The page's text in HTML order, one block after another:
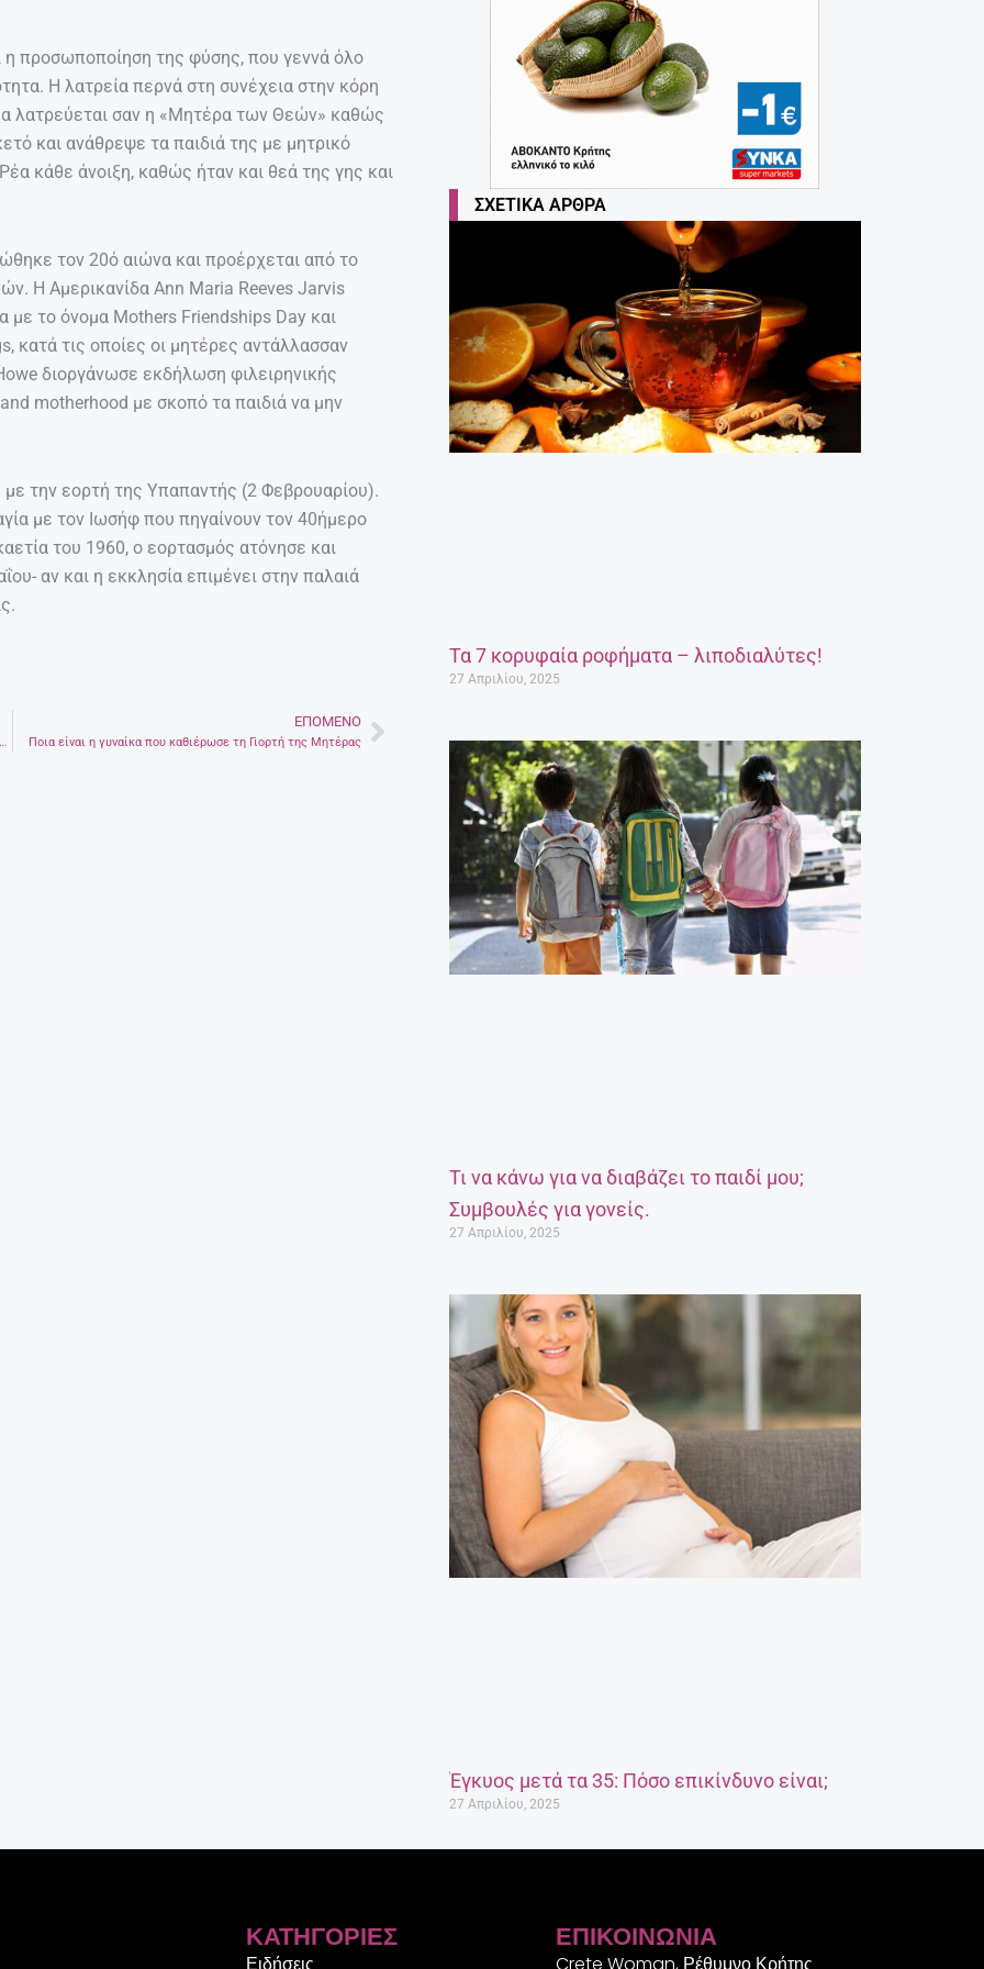
η προσωποποίηση της φύσης, που γεννά όλο
Η λατρεία περνά στη συνέχεια στην κόρη
λατρεύεται σαν η «Μητέρα των Θεών» καθώς
και ανάθρεψε τα παιδιά της με μητρικό
κάθε άνοιξη, καθώς ήταν και θεά της γης και
τον 20ό αιώνα και προέρχεται από το
Η Αμερικανίδα Ann Maria Reeves Jarvis
με το όνομα Mothers Friendships Day και
κατά τις οποίες οι μητέρες αντάλλασσαν
διοργάνωσε εκδήλωση φιλειρηνικής
motherhood με σκοπό τα παιδιά να μην
την εορτή της Υπαπαντής (2 Φεβρουαρίου).
με τον Ιωσήφ που πηγαίνουν τον 40ήμερο
του 1960, ο εορτασμός ατόνησε και
αν και η εκκλησία επιμένει στην παλαιά
Ευλάβεια και κατάνυξη – Το Ηράκλειο τιμά τον Άγιο Τίτο, τον πρώτο Επίσκοπο Κρήτης Φωτογραφίες
ΕΠΌΜΕΝΟ
Ποια είναι η γυναίκα που καθιέρωσε τη Γιορτή της ΜητέραςNext
ΣΧΕΤΙΚΆ ΆΡΘΡΑ
Τα 7 κορυφαία ροφήματα – λιποδιαλύτες!
27 Απριλίου, 2025
Τι να κάνω για να διαβάζει το παιδί μου;
Συμβουλές για γονείς.
27 Απριλίου, 2025
Έγκυος μετά τα 35: Πόσο επικίνδυνο είναι;
27 Απριλίου, 2025
ΚΑΤΗΓΟΡΊΕΣ ΕΠΙΚΟΙΝΩΝΊΑ